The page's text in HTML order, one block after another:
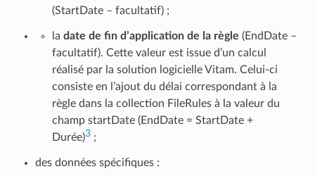
(StartDate – facultatif) ;
la date de fin d’application de la règle (EndDate –
facultatif). Cette valeur est issue d’un calcul
réalisé par la solution logicielle Vitam. Celui-ci
consiste en l’ajout du délai correspondant à la
règle dans la collection FileRules à la valeur du
champ startDate (EndDate = StartDate +
Durée)3;
des données spécifiques :